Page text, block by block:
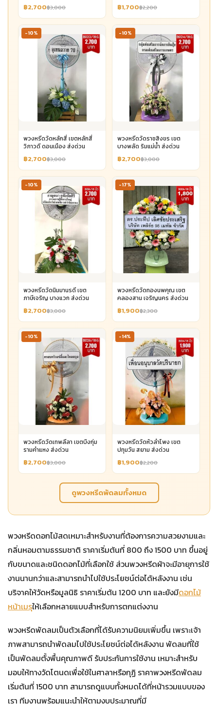
฿2,700฿3,000 ฿1,700฿2,200
-10%
พวงหรีดวัดหลักสี่ เขตหลักสี่
วิภาวดี ดอนเมือง ส่งด่วน
฿2,700฿3,000
-10%
พวงหรีดวัดราชสิงขร เขต
บางพลัด ริมแม่น้ำ ส่งด่วน
฿2,700฿3,000
-10%
พวงหรีดวัดนิมมานรดี เขต
ภาษีเจริญ บางแวก ส่งด่วน
฿2,700฿3,000
-17%
พวงหรีดวัดทองนพคุณ เขต
คลองสาน เจริญนคร ส่งด่วน
฿1,900฿2,300
-10%
พวงหรีดวัดเทพลีลา เขตบึงกุ่ม
รามคำแหง ส่งด่วน
฿2,700฿3,000
-14%
พวงหรีดวัดหัวลำโพง เขต
ปทุมวัน สยาม ส่งด่วน
฿1,900฿2,200
ดูพวงหรีดพัดลมทั้งหมด
พวงหรีดดอกไม้สดเหมาะสำหรับงานที่ต้องการความสวยงามและ
กลิ่นหอมตามธรรมชาติ ราคาเริ่มต้นที่ 800 ถึง 1500 บาท ขึ้นอยู่
กับขนาดและชนิดดอกไม้ที่เลือกใช้ ส่วนพวงหรีดผ้าจะมีอายุการใช้
งานนานกว่าและสามารถนำไปใช้ประโยชน์ต่อได้หลังงาน เช่น
บริจาคให้วัดหรือมูลนิธิ ราคาเริ่มต้น 1200 บาท และยังมีดอกไม้
หน้าเมรุให้เลือกหลายแบบสำหรับการตกแต่งงาน
พวงหรีดพัดลมเป็นตัวเลือกที่ได้รับความนิยมเพิ่มขึ้น เพราะเจ้า
ภาพสามารถนำพัดลมไปใช้ประโยชน์ต่อได้หลังงาน พัดลมที่ใช้
เป็นพัดลมตั้งพื้นคุณภาพดี รับประกันการใช้งาน เหมาะสำหรับ
มอบให้ทางวัดโตนดเพื่อใช้ในศาลาหรือกุฏิ ราคาพวงหรีดพัดลม
เริ่มต้นที่ 1500 บาท สามารถดูแบบทั้งหมดได้ที่หน้ารวมแบบของ
เรา ทีมงานพร้อมแนะนำให้ตามงบประมาณที่มี